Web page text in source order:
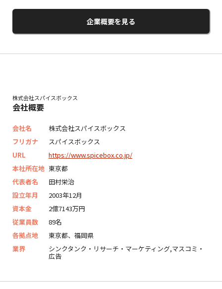
企業概要を見る
株式会社スパイスボックス
会社概要
会社名
株式会社スパイスボックス
フリガナ
スパイスボックス
URL
https://www.spicebox.co.jp/
本社所在地 東京都
代表者名
田村栄治
設立年月
2003年12月
資本金
2億7143万円
従業員数
89名
各拠点地
東京都、福岡県
業界
シンクタンク・リサーチ・マーケティング,マスコミ・
広告